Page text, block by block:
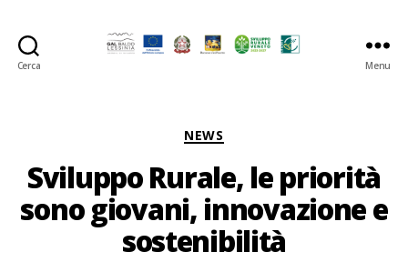
Cerca Menu
Categorie
NEWS
Sviluppo Rurale, le priorità
sono giovani, innovazione e
sostenibilità